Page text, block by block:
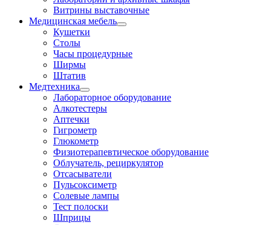
Витрины выставочные
Медицинская мебель
Кушетки
Столы
Часы процедурные
Ширмы
Штатив
Медтехника
Лабораторное оборудование
Алкотестеры
Аптечки
Гигрометр
Глюкометр
Физиотерапевтическое оборудование
Облучатель, рециркулятор
Отсасыватели
Пульсоксиметр
Солевые лампы
Тест полоски
Шприцы